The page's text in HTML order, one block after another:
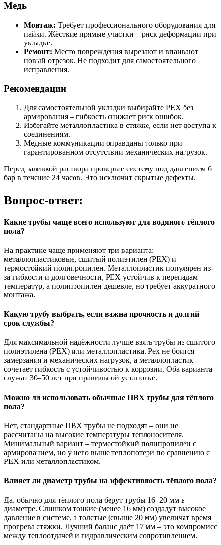
Медь
Монтаж: Требует профессионального оборудования для
пайки. Жёсткие прямые участки – риск деформации при
укладке.
Ремонт: Место повреждения вырезают и впаивают
новый отрезок. Не подходит для самостоятельного
исправления.
Рекомендации
Для самостоятельной укладки выбирайте PEX без
армирования – гибкость снижает риск ошибок.
Избегайте металлопластика в стяжке, если нет доступа к
соединениям.
Медные коммуникации оправданы только при
гарантированном отсутствии механических нагрузок.
Перед заливкой раствора проверьте систему под давлением 6
бар в течение 24 часов. Это исключит скрытые дефекты.
Вопрос-ответ:
Какие трубы чаще всего используют для водяного тёплого
пола?
На практике чаще применяют три варианта:
металлопластиковые, сшитый полиэтилен (PEX) и
термостойкий полипропилен. Металлопластик популярен из-
за гибкости и долговечности, PEX устойчив к перепадам
температур, а полипропилен дешевле, но требует аккуратного
монтажа.
Какую трубу выбрать, если важна прочность и долгий
срок службы?
Для максимальной надёжности лучше взять трубы из сшитого
полиэтилена (PEX) или металлопластика. Pex не боится
замерзания и механических нагрузок, а металлопластик
сочетает гибкость с устойчивостью к коррозии. Оба варианта
служат 30–50 лет при правильной установке.
Можно ли использовать обычные ПВХ трубы для тёплого
пола?
Нет, стандартные ПВХ трубы не подходят – они не
рассчитаны на высокие температуры теплоносителя.
Минимальный вариант – термостойкий полипропилен с
армированием, но у него выше теплопотери по сравнению с
PEX или металлопластиком.
Влияет ли диаметр трубы на эффективность тёплого пола?
Да, обычно для тёплого пола берут трубы 16–20 мм в
диаметре. Слишком тонкие (менее 16 мм) создадут высокое
давление в системе, а толстые (свыше 20 мм) увеличат время
прогрева стяжки. Лучший баланс даёт 17 мм – это компромисс
между теплоотдачей и гидравлическим сопротивлением.